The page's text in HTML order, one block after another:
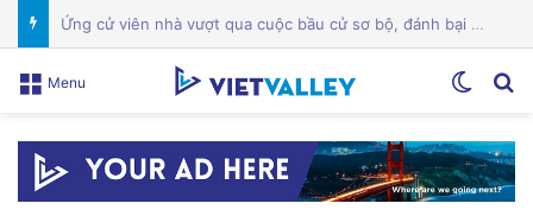
Một địa điểm thứ hai ở trung tâm San Jose đóng cửa giữa cuộc chiến giấy phép
Menu